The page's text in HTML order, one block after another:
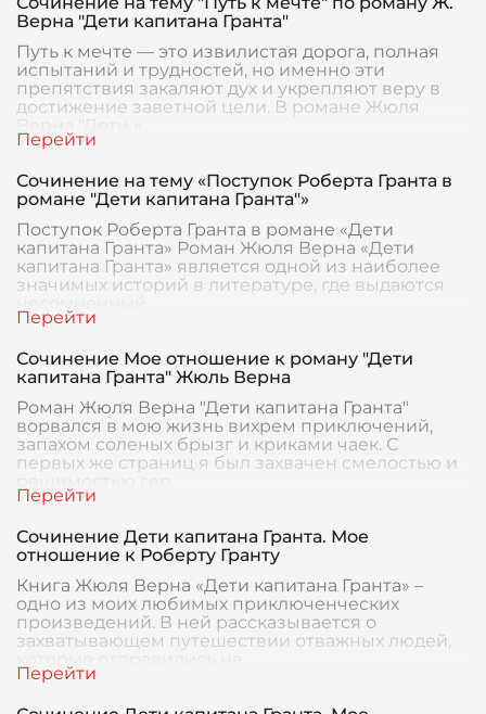
Верна "Дети капитана Гранта"
Путь к мечте — это извилистая дорога, полная
испытаний и трудностей, но именно эти
препятствия закаляют дух и укрепляют веру в
достижение заветной цели. В романе Жюля
Верна "Дети к
Сочинение на тему «Поступок Роберта Гранта в
романе "Дети капитана Гранта"»
Поступок Роберта Гранта в романе «Дети
капитана Гранта» Роман Жюля Верна «Дети
капитана Гранта» является одной из наиболее
значимых историй в литературе, где выдаются
Сочинение Мое отношение к роману "Дети
капитана Гранта" Жюль Верна
Роман Жюля Верна "Дети капитана Гранта"
ворвался в мою жизнь вихрем приключений,
запахом соленых брызг и криками чаек. С
первых же страниц я был захвачен смелостью и
Сочинение Дети капитана Гранта. Мое
отношение к Роберту Гранту
Книга Жюля Верна «Дети капитана Гранта» –
одно из моих любимых приключенческих
произведений. В ней рассказывается о
захватывающем путешествии отважных людей,